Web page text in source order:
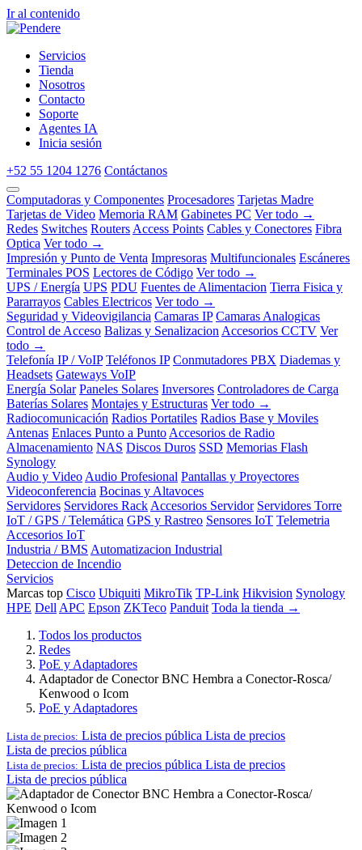
Ir al contenido
Servicios
Tienda
Nosotros
Contacto
Soporte
Agentes IA
Inicia sesión
+52 55 1204 1276 Contáctanos
Computadoras y Componentes Procesadores Tarjetas Madre
Tarjetas de Video Memoria RAM Gabinetes PC Ver todo →
Redes Switches Routers Access Points Cables y Conectores Fibra
Optica Ver todo →
Impresión y Punto de Venta Impresoras Multifuncionales Escáneres
Terminales POS Lectores de Código Ver todo →
UPS / Energía UPS PDU Fuentes de Alimentacion Tierra Fisica y
Pararrayos Cables Electricos Ver todo →
Seguridad y Videovigilancia Camaras IP Camaras Analogicas
Control de Acceso Balizas y Senalizacion Accesorios CCTV Ver
todo →
Telefonía IP / VoIP Teléfonos IP Conmutadores PBX Diademas y
Headsets Gateways VoIP
Energía Solar Paneles Solares Inversores Controladores de Carga
Baterías Solares Montajes y Estructuras Ver todo →
Radiocomunicación Radios Portatiles Radios Base y Moviles
Antenas Enlaces Punto a Punto Accesorios de Radio
Almacenamiento NAS Discos Duros SSD Memorias Flash
Synology
Audio y Video Audio Profesional Pantallas y Proyectores
Videoconferencia Bocinas y Altavoces
Servidores Servidores Rack Accesorios Servidor Servidores Torre
IoT / GPS / Telemática GPS y Rastreo Sensores IoT Telemetria
Accesorios IoT
Industria / BMS Automatizacion Industrial
Deteccion de Incendio
Servicios
Marcas top Cisco Ubiquiti MikroTik TP-Link Hikvision Synology
HPE Dell APC Epson ZKTeco Panduit Toda la tienda →
Todos los productos
Redes
PoE y Adaptadores
Adaptador de Conector BNC Hembra a Conector-Rosca/
Kenwood o Icom
PoE y Adaptadores
Lista de precios: Lista de precios pública Lista de precios
Lista de precios pública
Lista de precios: Lista de precios pública Lista de precios
Lista de precios pública